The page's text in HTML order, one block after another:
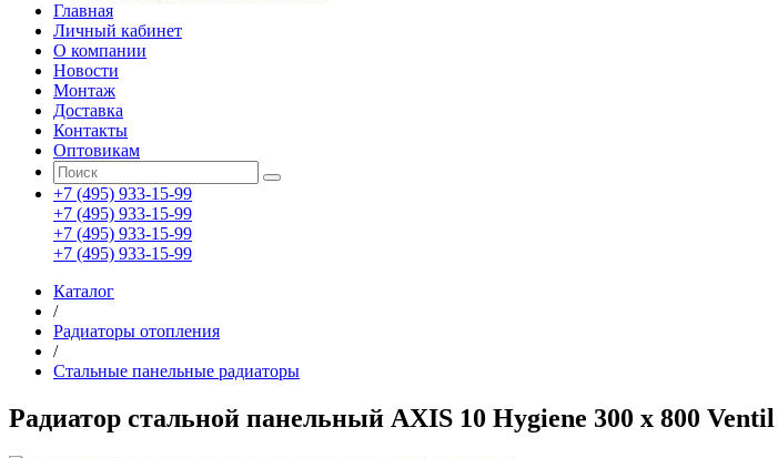
Главная
Личный кабинет
О компании
Новости
Монтаж
Доставка
Контакты
Оптовикам
+7 (495) 933-15-99
+7 (495) 933-15-99
+7 (495) 933-15-99
+7 (495) 933-15-99
Каталог
/
Радиаторы отопления
/
Стальные панельные радиаторы
Радиатор стальной панельный AXIS 10 Hygiene 300 x 800 Ventil